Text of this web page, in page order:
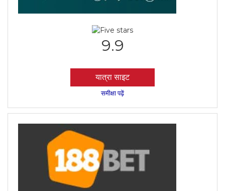
9.9
यात्रा साइट
समीक्षा पढ़ें